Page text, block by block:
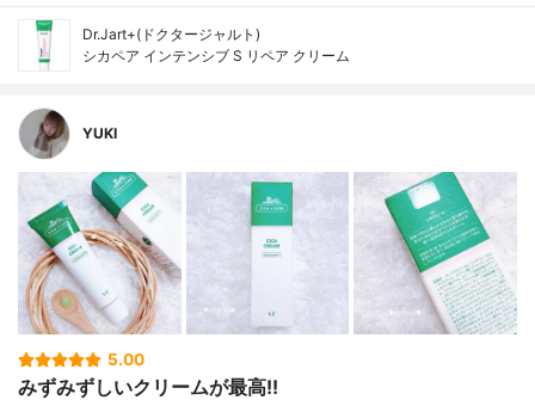
Dr.Jart+(ドクタージャルト)
シカペア インテンシブ S リペア クリーム
YUKI
5.00
みずみずしいクリームが最高!!